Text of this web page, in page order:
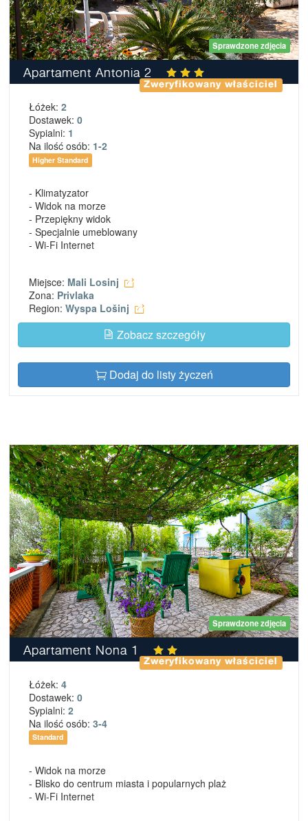
Sprawdzone zdjęcia
Apartament Antonia 2
Zweryfikowany właściciel
Łóżek: 2
Dostawek: 0
Sypialni: 1
Na ilość osób: 1-2
Higher Standard
- Klimatyzator
- Widok na morze
- Przepiękny widok
- Specjalnie umeblowany
- Wi-Fi Internet
Miejsce: Mali Losinj
Zona: Privlaka
Region: Wyspa Lošinj
Zobacz szczegóły
Dodaj do listy życzeń
Sprawdzone zdjęcia
Apartament Nona 1
Zweryfikowany właściciel
Łóżek: 4
Dostawek: 0
Sypialni: 2
Na ilość osób: 3-4
Standard
- Widok na morze
- Blisko do centrum miasta i popularnych plaż
- Wi-Fi Internet